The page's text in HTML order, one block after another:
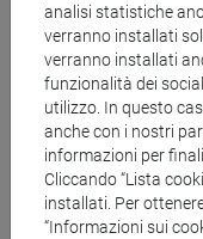
Materiali su
Corsi di
[EM12]
analisi statistiche
verranno installati
verranno installati
funzionalità dei
utilizzo. In questo
anche con i nostri
informazioni per
Cliccando “Lista
installati. Per
“Informazioni sui